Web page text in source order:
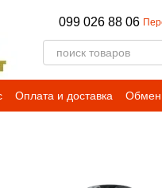
099 026 88 06
Оплата и доставка Обмен
о магазине